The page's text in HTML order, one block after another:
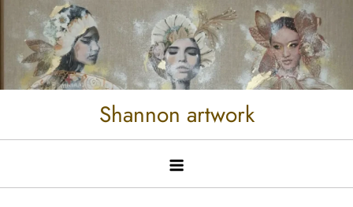
Shannon artwork